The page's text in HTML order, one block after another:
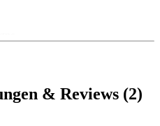
& Reviews (2)